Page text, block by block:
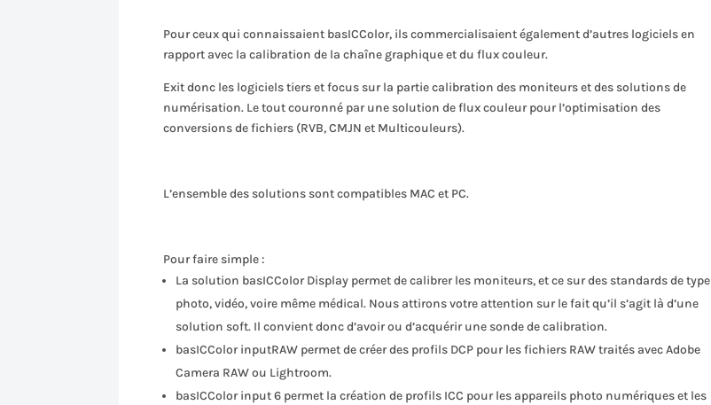
Pour ceux qui connaissaient basICColor, ils commercialisaient également d’autres logiciels en
rapport avec la calibration de la chaîne graphique et du flux couleur.
Exit donc les logiciels tiers et focus sur la partie calibration des moniteurs et des solutions de
numérisation. Le tout couronné par une solution de flux couleur pour l’optimisation des
conversions de fichiers (RVB, CMJN et Multicouleurs).
L’ensemble des solutions sont compatibles MAC et PC.
Pour faire simple :
La solution basICColor Display permet de calibrer les moniteurs, et ce sur des standards de type
photo, vidéo, voire même médical. Nous attirons votre attention sur le fait qu’il s’agit là d’une
solution soft. Il convient donc d’avoir ou d’acquérir une sonde de calibration.
basICColor inputRAW permet de créer des profils DCP pour les fichiers RAW traités avec Adobe
Camera RAW ou Lightroom.
basICColor input 6 permet la création de profils ICC pour les appareils photo numériques et les